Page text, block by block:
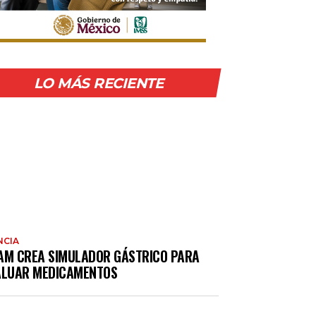
LO MÁS RECIENTE
CREA SIMULADOR GÁSTRICO PARA
MEDICAMENTOS